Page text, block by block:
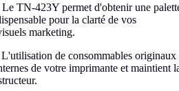
Le TN-423Y permet d'obtenir une
pour la clarté de vos
marketing.
L'utilisation de consommables originaux
de votre imprimante et maintient